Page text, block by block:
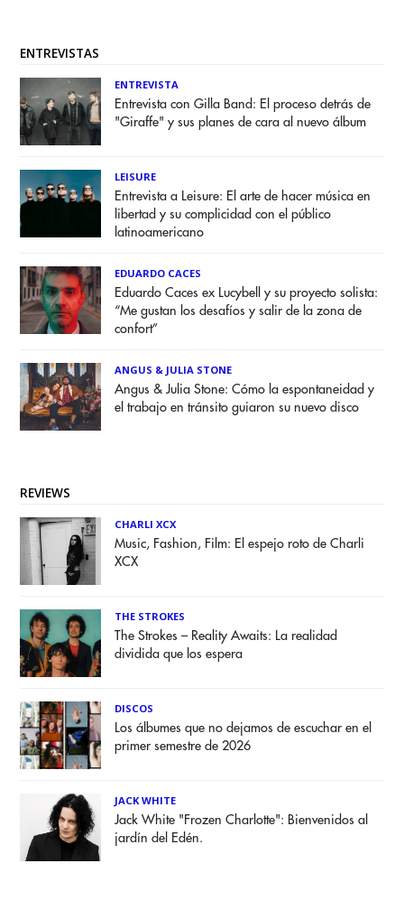
ENTREVISTAS
ENTREVISTA
Entrevista con Gilla Band: El proceso detrás de
"Giraffe" y sus planes de cara al nuevo álbum
LEISURE
Entrevista a Leisure: El arte de hacer música en
libertad y su complicidad con el público
latinoamericano
EDUARDO CACES
Eduardo Caces ex Lucybell y su proyecto solista:
“Me gustan los desafíos y salir de la zona de
confort”
ANGUS & JULIA STONE
Angus & Julia Stone: Cómo la espontaneidad y
el trabajo en tránsito guiaron su nuevo disco
REVIEWS
CHARLI XCX
Music, Fashion, Film: El espejo roto de Charli
XCX
THE STROKES
The Strokes – Reality Awaits: La realidad
dividida que los espera
DISCOS
Los álbumes que no dejamos de escuchar en el
primer semestre de 2026
JACK WHITE
Jack White "Frozen Charlotte": Bienvenidos al
jardín del Edén.